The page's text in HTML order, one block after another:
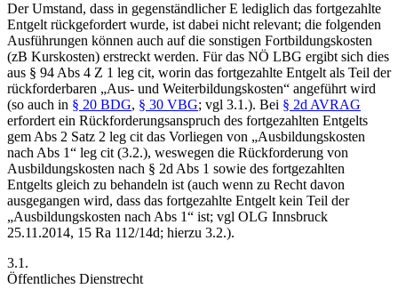
Der Umstand, dass in gegenständlicher E lediglich das fortgezahlte
Entgelt rückgefordert wurde, ist dabei nicht relevant; die folgenden
Ausführungen können auch auf die sonstigen Fortbildungskosten
(zB Kurskosten) erstreckt werden. Für das NÖ LBG ergibt sich dies
aus § 94 Abs 4 Z 1 leg cit, worin das fortgezahlte Entgelt als Teil der
rückforderbaren „Aus- und Weiterbildungskosten“ angeführt wird
(so auch in § 20 BDG, § 30 VBG; vgl 3.1.). Bei § 2d AVRAG
erfordert ein Rückforderungsanspruch des fortgezahlten Entgelts
gem Abs 2 Satz 2 leg cit das Vorliegen von „Ausbildungskosten
nach Abs 1“ leg cit (3.2.), weswegen die Rückforderung von
Ausbildungskosten nach § 2d Abs 1 sowie des fortgezahlten
Entgelts gleich zu behandeln ist (auch wenn zu Recht davon
ausgegangen wird, dass das fortgezahlte Entgelt kein Teil der
„Ausbildungskosten nach Abs 1“ ist; vgl OLG Innsbruck
25.11.2014, 15 Ra 112/14d; hierzu 3.2.).
3.1.
Öffentliches Dienstrecht